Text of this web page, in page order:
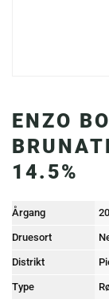
ENZO
14.5%
Årgang
Druesort
Distrikt
Type